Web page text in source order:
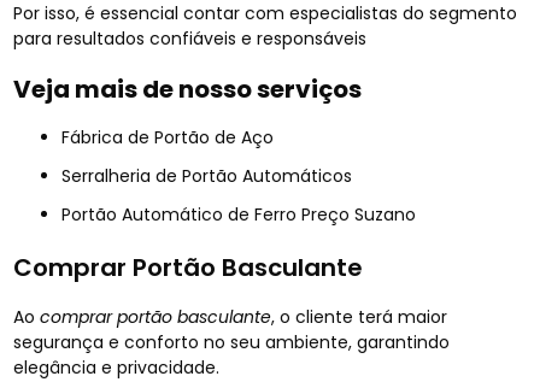
Por isso, é essencial contar com especialistas do segmento
para resultados confiáveis e responsáveis
Veja mais de nosso serviços
Fábrica de Portão de Aço
Serralheria de Portão Automáticos
Portão Automático de Ferro Preço Suzano
Comprar Portão Basculante
Aocomprar portão basculante, o cliente terá maior
segurança e conforto no seu ambiente, garantindo
elegância e privacidade.